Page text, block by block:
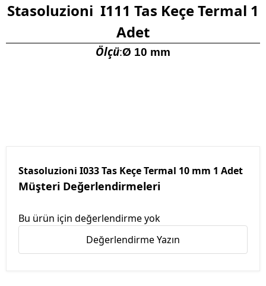
Stasoluzioni I111 Tas Keçe Termal 1
Adet
Ölçü:Ø 10 mm
Stasoluzioni I033 Tas Keçe Termal 10 mm 1 Adet
Müşteri Değerlendirmeleri
Bu ürün için değerlendirme yok
Değerlendirme Yazın